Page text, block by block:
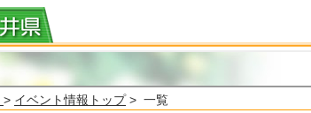
> イベント情報トップ> 一覧